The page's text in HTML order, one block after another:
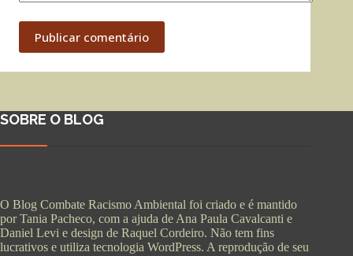
Publicar comentário
SOBRE O BLOG
O Blog Combate Racismo Ambiental foi criado e é mantido
por Tania Pacheco, com a ajuda de Ana Paula Cavalcanti e
Daniel Levi e design de Raquel Cordeiro. Não tem fins
lucrativos e utiliza tecnologia WordPress. A reprodução de seu